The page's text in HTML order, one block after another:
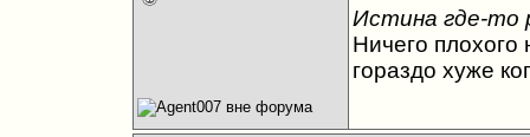
Истина где-то
Ничего плохого
гораздо хуже